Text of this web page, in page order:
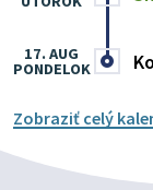
17. AUG
PONDELOK
Zobraziť celý